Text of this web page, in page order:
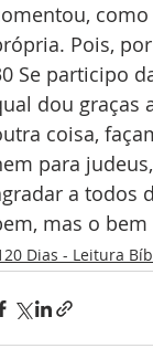
Pois,
Se participo
dou graças
coisa,
para
a todos
mas o
Dias - Leitura